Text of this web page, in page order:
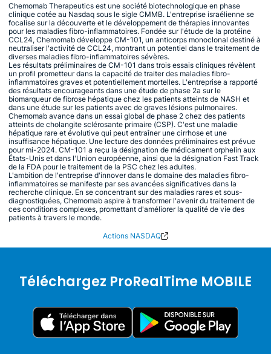
Chemomab Therapeutics est une société biotechnologique en phase
clinique cotée au Nasdaq sous le sigle CMMB. L'entreprise israélienne se
focalise sur la découverte et le développement de thérapies innovantes
pour les maladies fibro-inflammatoires. Fondée sur l'étude de la protéine
CCL24, Chemomab développe CM-101, un anticorps monoclonal destiné à
neutraliser l'activité de CCL24, montrant un potentiel dans le traitement de
diverses maladies fibro-inflammatoires sévères.
Les résultats préliminaires de CM-101 dans trois essais cliniques révèlent
un profil prometteur dans la capacité de traiter des maladies fibro-
inflammatoires graves et potentiellement mortelles. L'entreprise a rapporté
des résultats encourageants dans une étude de phase 2a sur le
biomarqueur de fibrose hépatique chez les patients atteints de NASH et
dans une étude sur les patients avec de graves lésions pulmonaires.
Chemomab avance dans un essai global de phase 2 chez des patients
atteints de cholangite sclérosante primaire (CSP). C'est une maladie
hépatique rare et évolutive qui peut entraîner une cirrhose et une
insuffisance hépatique. Une lecture des données préliminaires est prévue
pour mi-2024. CM-101 a reçu la désignation de médicament orphelin aux
États-Unis et dans l'Union européenne, ainsi que la désignation Fast Track
de la FDA pour le traitement de la PSC chez les adultes.
L'ambition de l'entreprise d'innover dans le domaine des maladies fibro-
inflammatoires se manifeste par ses avancées significatives dans la
recherche clinique. En se concentrant sur des maladies rares et sous-
diagnostiquées, Chemomab aspire à transformer l'avenir du traitement de
ces conditions complexes, promettant d'améliorer la qualité de vie des
patients à travers le monde.
Actions NASDAQ
Téléchargez ProRealTime MOBILE